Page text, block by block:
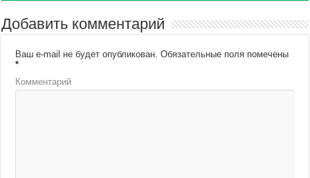
Добавить комментарий
Ваш e-mail не будет опубликован. Обязательные поля помечены
*
Комментарий